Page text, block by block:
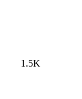
1.5K